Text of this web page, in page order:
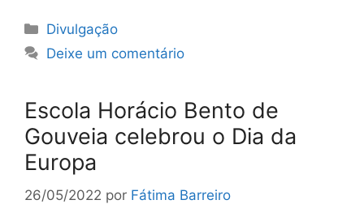
Categorias
Divulgação
Deixe um comentário
Escola Horácio Bento de
Gouveia celebrou o Dia da
Europa
26/05/2022 por Fátima Barreiro